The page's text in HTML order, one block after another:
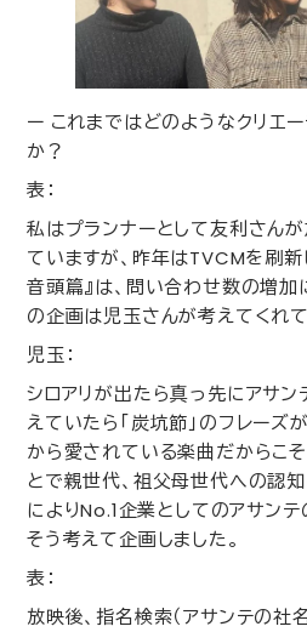
ー これまではどのようなクリエ
か？
表：
私はプランナーとして友利さん
ていますが、昨年はTVCMを刷新
音頭篇』は、問い合わせ数の増加
の企画は児玉さんが考えてくれて
児玉：
シロアリが出たら真っ先にアサ
えていたら「炭坑節」のフレーズ
から愛されている楽曲だからこ
とで親世代、祖父母世代への認
によりNo.1企業としてのアサンテ
そう考えて企画しました。
表：
放映後、指名検索（アサンテの社